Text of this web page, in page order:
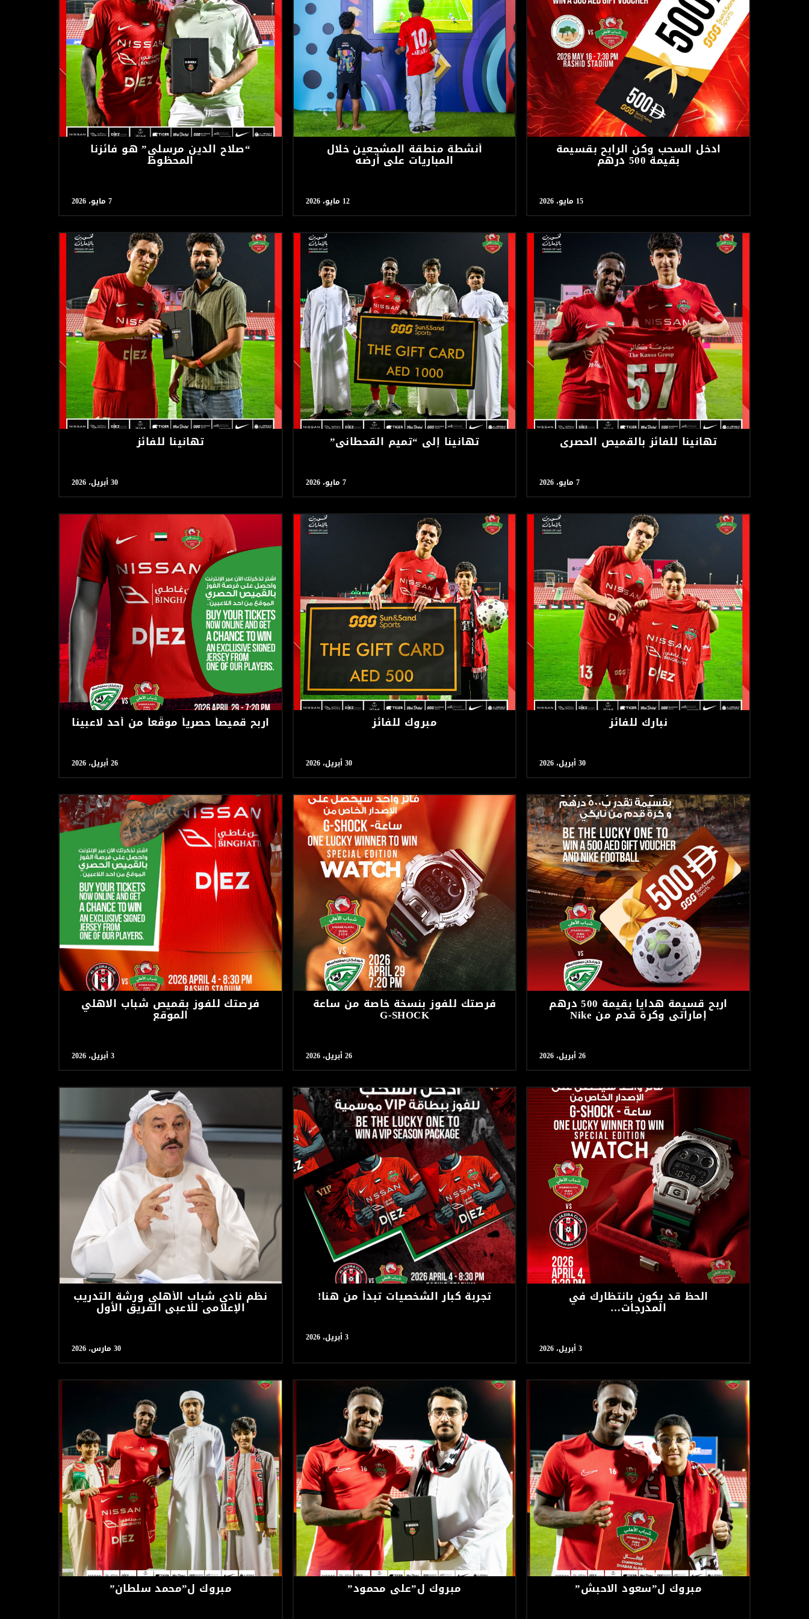
ادخل السحب وكن الرابح بقسيمة
بقيمة 500 درهم
15 مايو، 2026
أنشطة منطقة المشجعين خلال
المباريات على أرضه
12 مايو، 2026
“صلاح الدين مرسلي” هو فائزنا
المحظوظ
7 مايو، 2026
تهانينا للفائز بالقميص الحصري
7 مايو، 2026
تهانينا إلى “تميم القحطاني”
7 مايو، 2026
تهانينا للفائز
30 أبريل، 2026
نبارك للفائز
30 أبريل، 2026
مبروك للفائز
30 أبريل، 2026
اربح قميصاً حصرياً موقّعاً من أحد لاعبينا
26 أبريل، 2026
اربح قسيمة هدايا بقيمة 500 درهم
إماراتي وكرة قدم من Nike
26 أبريل، 2026
فرصتك للفوز بنسخة خاصة من ساعة
G-SHOCK
26 أبريل، 2026
فرصتك للفوز بقميص شباب الاهلي
الموقع
3 أبريل، 2026
الحظ قد يكون بانتظارك في
المدرجات…
3 أبريل، 2026
تجربة كبار الشخصيات تبدأ من هنا!
3 أبريل، 2026
نظم نادي شباب الأهلي ورشة التدريب
الإعلامي للاعبي الفريق الأول
30 مارس، 2026
مبروك ل”سعود الاحبش” مبروك ل”علي محمود” مبروك ل”محمد سلطان”